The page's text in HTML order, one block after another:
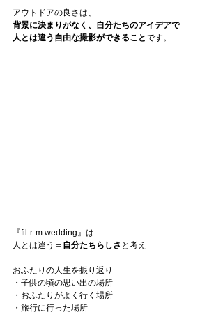
アウトドアの良さは、
背景に決まりがなく、自分たちのアイデアで
人とは違う自由な撮影ができることです。
『fil-r-m wedding』は
人とは違う＝ 自分たちらしさ と考え
おふたりの人生を振り返り
・子供の頃の思い出の場所
・おふたりがよく行く場所
・旅行に行った場所